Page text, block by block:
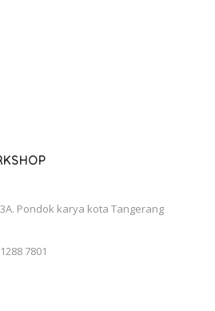
Pondok karya kota Tangerang
7801